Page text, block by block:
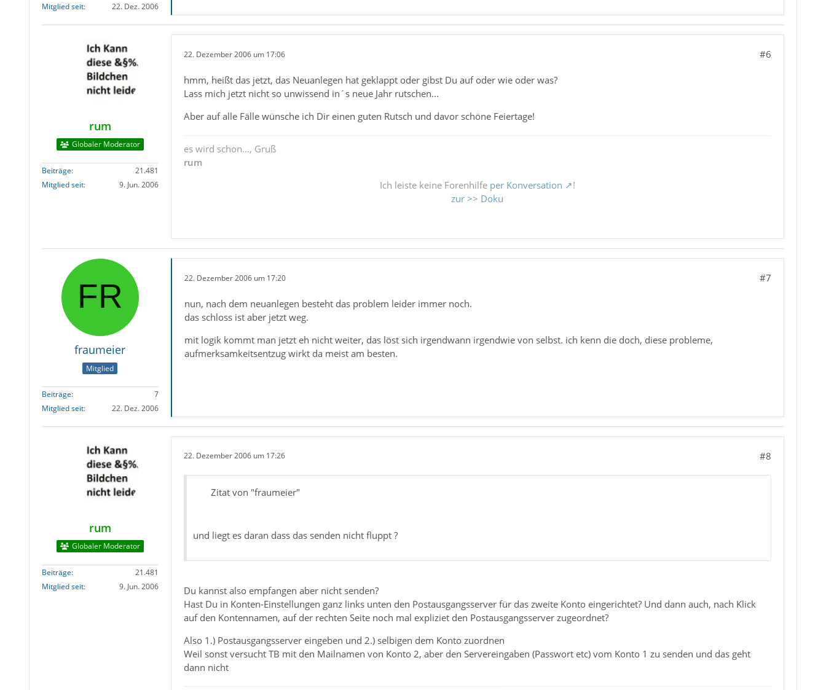
Mitglied seit
22. Dez. 2006
rum
Globaler Moderator
Beiträge
21.481
Mitglied seit
9. Jun. 2006
22. Dezember 2006 um 17:06 #6
hmm, heißt das jetzt, das Neuanlegen hat geklappt oder gibst Du auf oder wie oder was?
Lass mich jetzt nicht so unwissend in´s neue Jahr rutschen...
Aber auf alle Fälle wünsche ich Dir einen guten Rutsch und davor schöne Feiertage!
es wird schon..., Gruß
rum
Ich leiste keine Forenhilfe per Konversation
!
zur >> Doku
fraumeier
Mitglied
Beiträge
7
Mitglied seit
22. Dez. 2006
22. Dezember 2006 um 17:20 #7
nun, nach dem neuanlegen besteht das problem leider immer noch.
das schloss ist aber jetzt weg.
mit logik kommt man jetzt eh nicht weiter, das löst sich irgendwann irgendwie von selbst. ich kenn die doch, diese probleme,
aufmerksamkeitsentzug wirkt da meist am besten.
rum
Globaler Moderator
Beiträge
21.481
Mitglied seit
9. Jun. 2006
22. Dezember 2006 um 17:26 #8
Zitat von "fraumeier"
und liegt es daran dass das senden nicht fluppt ?
Du kannst also empfangen aber nicht senden?
Hast Du in Konten-Einstellungen ganz links unten den Postausgangsserver für das zweite Konto eingerichtet? Und dann auch, nach Klick
auf den Kontennamen, auf der rechten Seite noch mal expliziet den Postausgangsserver zugeordnet?
Also 1.) Postausgangsserver eingeben und 2.) selbigen dem Konto zuordnen
Weil sonst versucht TB mit den Mailnamen von Konto 2, aber den Servereingaben (Passwort etc) vom Konto 1 zu senden und das geht
dann nicht